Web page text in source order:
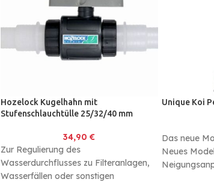
Hozelock Kugelhahn mit
Stufenschlauchtülle 25/32/40 mm
34,90€
Zur Regulierung des
Wasserdurchflusses zu Filteranlagen,
Wasserfällen oder sonstigen
Unique Koi
Das neue
Neues